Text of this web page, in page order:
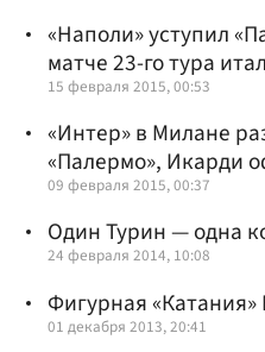
«Наполи» уступил
матче 23-го тура
15 февраля 2015, 00:53
«Интер» в Милане
«Палермо», Икарди
09 февраля 2015, 00:37
Один Турин — одна
24 февраля 2014, 10:08
Фигурная «Катания»
01 декабря 2013, 20:41